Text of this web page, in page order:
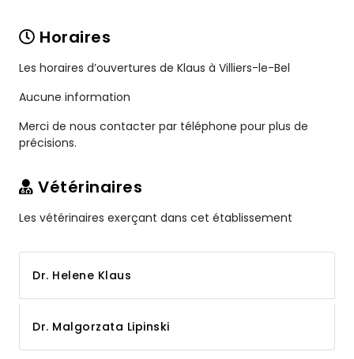
Horaires
Les horaires d’ouvertures de Klaus à Villiers-le-Bel
Aucune information
Merci de nous contacter par téléphone pour plus de
précisions.
Vétérinaires
Les vétérinaires exerçant dans cet établissement
Dr. Helene Klaus
Dr. Malgorzata Lipinski